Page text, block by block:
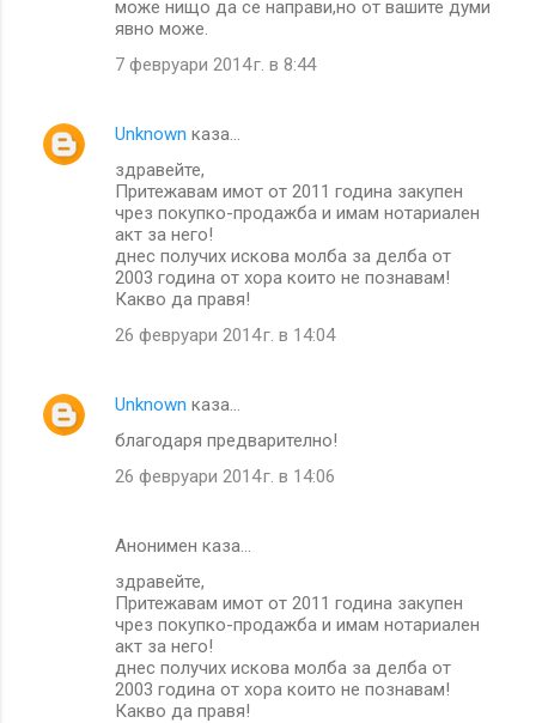
може нищо да се направи,но от вашите думи
явно може.
7 февруари 2014 г. в 8:44
Unknown каза…
здравейте,
Притежавам имот от 2011 година закупен
чрез покупко-продажба и имам нотариален
акт за него!
днес получих искова молба за делба от
2003 година от хора които не познавам!
Какво да правя!
26 февруари 2014 г. в 14:04
Unknown каза…
благодаря предварително!
26 февруари 2014 г. в 14:06
Анонимен каза…
здравейте,
Притежавам имот от 2011 година закупен
чрез покупко-продажба и имам нотариален
акт за него!
днес получих искова молба за делба от
2003 година от хора които не познавам!
Какво да правя!